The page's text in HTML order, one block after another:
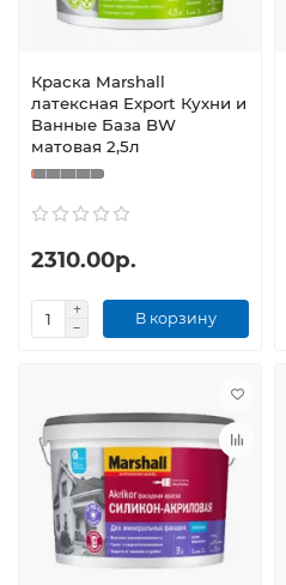
Краска Marshall
латексная Export Кухни и
Ванные База BW
матовая 2,5л
2310.00р.
В корзину